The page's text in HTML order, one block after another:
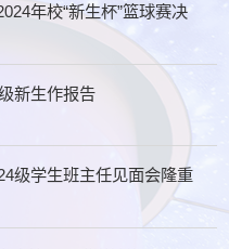
年校“新⽣杯”篮球赛决
新生作报告
级学生班主任见面会隆重